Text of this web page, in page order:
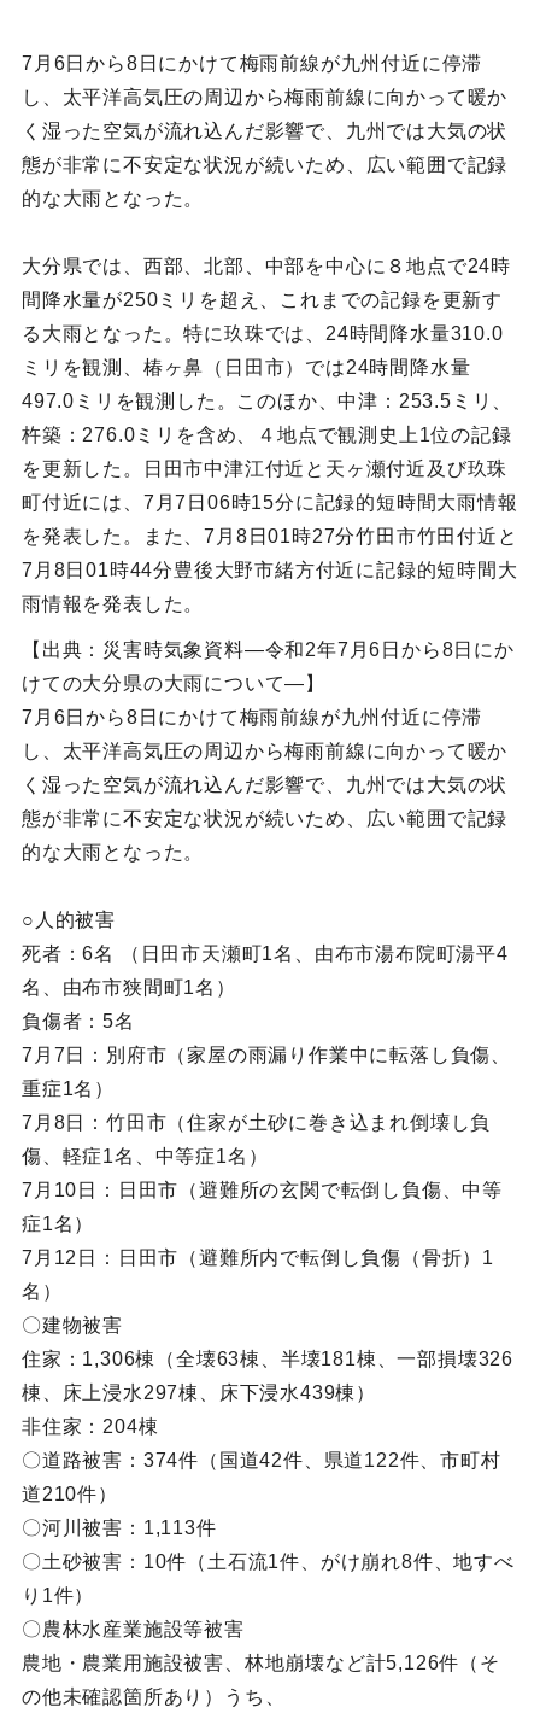
7月6日から8日にかけて梅雨前線が九州付近に停滞
し、太平洋高気圧の周辺から梅雨前線に向かって暖か
く湿った空気が流れ込んだ影響で、九州では大気の状
態が非常に不安定な状況が続いため、広い範囲で記録
的な大雨となった。
大分県では、西部、北部、中部を中心に８地点で24時
間降水量が250ミリを超え、これまでの記録を更新す
る大雨となった。特に玖珠では、24時間降水量310.0
ミリを観測、椿ヶ鼻（日田市）では24時間降水量
497.0ミリを観測した。このほか、中津：253.5ミリ、
杵築：276.0ミリを含め、４地点で観測史上1位の記録
を更新した。日田市中津江付近と天ヶ瀬付近及び玖珠
町付近には、7月7日06時15分に記録的短時間大雨情報
を発表した。また、7月8日01時27分竹田市竹田付近と
7月8日01時44分豊後大野市緒方付近に記録的短時間大
雨情報を発表した。
【出典：災害時気象資料―令和2年7月6日から8日にか
けての大分県の大雨について―】
7月6日から8日にかけて梅雨前線が九州付近に停滞
し、太平洋高気圧の周辺から梅雨前線に向かって暖か
く湿った空気が流れ込んだ影響で、九州では大気の状
態が非常に不安定な状況が続いため、広い範囲で記録
的な大雨となった。
○人的被害
死者：6名 （日田市天瀬町1名、由布市湯布院町湯平4
名、由布市狭間町1名）
負傷者：5名
7月7日：別府市（家屋の雨漏り作業中に転落し負傷、
重症1名）
7月8日：竹田市（住家が土砂に巻き込まれ倒壊し負
傷、軽症1名、中等症1名）
7月10日：日田市（避難所の玄関で転倒し負傷、中等
症1名）
7月12日：日田市（避難所内で転倒し負傷（骨折）1
名）
〇建物被害
住家：1,306棟（全壊63棟、半壊181棟、一部損壊326
棟、床上浸水297棟、床下浸水439棟）
非住家：204棟
〇道路被害：374件（国道42件、県道122件、市町村
道210件）
〇河川被害：1,113件
〇土砂被害：10件（土石流1件、がけ崩れ8件、地すべ
り1件）
〇農林水産業施設等被害
農地・農業用施設被害、林地崩壊など計5,126件（そ
の他未確認箇所あり）うち、